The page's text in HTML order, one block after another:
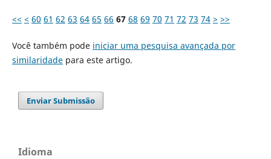
<< < 60 61 62 63 64 65 66 67 68 69 70 71 72 73 74 > >>
Você também pode iniciar uma pesquisa avançada por
similaridadepara este artigo.
Enviar Submissão
Idioma